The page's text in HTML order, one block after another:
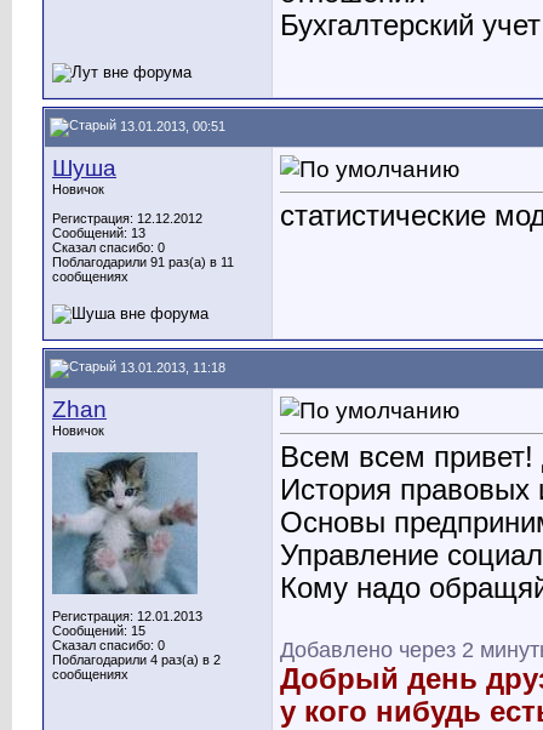
Бухгалтерский
13.01.2013, 00:51
Шуша
Новичок
Регистрация: 12.12.2012
Сообщений: 13
Сказал спасибо: 0
Поблагодарили 91 раз(а) в 11
сообщениях
статистические
13.01.2013, 11:18
Zhan
Новичок
Регистрация: 12.01.2013
Сообщений: 15
Сказал спасибо: 0
Поблагодарили 4 раз(а) в 2
сообщениях
Всем всем
История правовых
Основы
Управление
Кому надо
Добавлено через 2
Добрый день
у кого нибудь